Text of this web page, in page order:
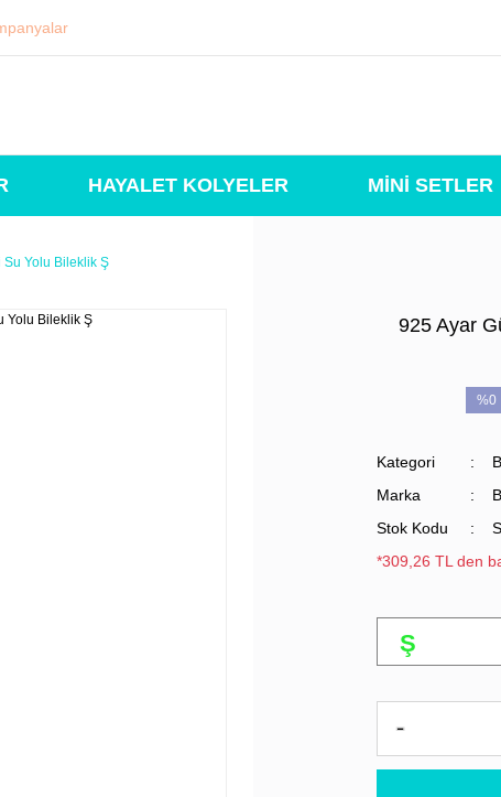
HAYALET KOLYELER MİNİ SETLER
Su Yolu Bileklik Ş
925 Ayar
%0
Kategori
Marka
Stok Kodu
*309,26 TL den